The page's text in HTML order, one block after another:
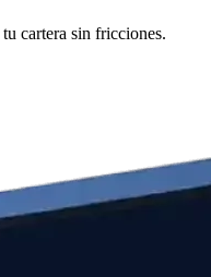
cartera sin fricciones.